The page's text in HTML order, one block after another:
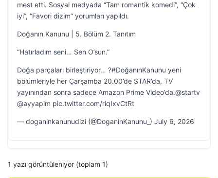
mest etti. Sosyal medyada “Tam romantik komedi”, “Çok
iyi”, “Favori dizim” yorumları yapıldı.
Doğanın Kanunu | 5. Bölüm 2. Tanıtım
“Hatırladım seni… Sen O’sun.”
Doğa parçaları birleştiriyor… ?#DoğanınKanunu yeni
bölümleriyle her Çarşamba 20.00’de STAR’da, TV
yayınından sonra sadece Amazon Prime Video’da.@startv
@ayyapim pic.twitter.com/riqIxvCtRt
— doganinkanunudizi (@DoganinKanunu_) July 6, 2026
1 yazı görüntüleniyor (toplam 1)